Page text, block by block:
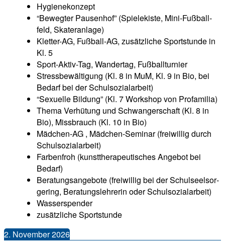
Hygie­ne­kon­zept
“Beweg­ter Pau­sen­hof” (Spie­le­kis­te, Mini-Fuß­ball­
feld, Skateranlage)
Klet­ter-AG, Fuß­ball-AG, zusätz­li­che Sport­stun­de in
Kl. 5
Sport-Aktiv-Tag, Wan­der­tag, Fußballturnier
Stress­be­wäl­ti­gung (Kl. 8 in MuM, Kl. 9 in Bio, bei
Bedarf bei der Schulsozialarbeit)
“Sexu­el­le Bil­dung” (Kl. 7 Work­shop von Profamilia)
The­ma Ver­hü­tung und Schwan­ger­schaft (Kl. 8 in
Bio), Miss­brauch (Kl. 10 in Bio)
Mäd­chen-AG , Mäd­chen-Semi­nar (frei­wil­lig durch
Schulsozialarbeit)
Farbenfroh (kunst­the­ra­peu­ti­sches Ange­bot bei
Bedarf)
Bera­tungs­an­ge­bo­te (frei­wil­lig bei der Schul­seel­sor­
ge­ring, Bera­tungs­leh­re­rin oder Schulsozialarbeit)
Was­ser­spen­der
zusätz­li­che Sportstunde
2. Novem­ber 2026